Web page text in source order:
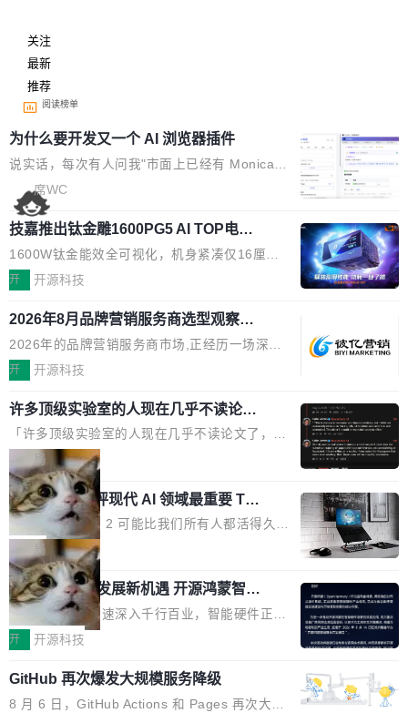
关注
最新
推荐
阅读榜单
为什么要开发又一个 AI 浏览器插件
说实话，每次有人问我"市面上已经有 Monica、
Sider、Copilot for Chrome 这些 AI 浏览器插件
了，你为什么还要再做一个"，我都觉得这个问题
问得好。 因为我自己也是从用户变成开发者的。
现有产品的天花板 我用过不少 AI 浏览器插件。
刚开始觉得都挺好——选中一段文字，弹出解
要。但用久了你会发现，它们本质上都是同一类
东西：一个带网页上下文的聊天框。 它们能读取
页面的文本，然后把文本丢给大模型，再返回一
段回答。仅此而已。 这当然有用，但总觉得差点
意思。比如我在一个后台管理系统里，需要填50
个表单字段，每个字段还有联动逻辑；比如我
想...
席WC
技嘉推出钛金雕1600PG5 AI TOP电
源：为发烧级主机与本地AI算力打造旗
舰供电方案
1600W钛金能效全可视化，机身紧凑仅16厘米
继2026台北电脑展首度亮相后，技嘉科技近日正
电源专为发烧级DIY主机与本地AI算力平台打
造，整机长度仅16厘米，提供1600W额定功率
与80PLUS钛金能效；支持ATX 3.1与PCIe 5.1
规范，结合服务器级元件、完善供电线材与内置
实时LCD监控屏，可充分满足当下高阶PC主机
的严苛使用需求。 澎湃功率，紧凑机身 钛金雕1
600PG5 AI TOP具备强悍输出功率，同时实现
机身尺寸大幅精简。整机长度仅16厘米，属于同
功率段机身尺寸十分紧凑的1600W电源产品。小
巧机身有效提升市面主流标准A...
开 开源科技
2026年8月品牌营销服务商选型观察：
从流量思维到品牌资产思维的范式转移
2026年的品牌营销服务商市场,正经历一场深刻
的价值重构。全球全案品牌代理机构市场从2025
复合增长率达5.44%,预计2032年将突破120亿美
元。数字广告与公共关系相关服务市场更是从20
25年的8463亿美元扩张至2026年的8763亿美
元。数字的背后是一个清晰的事实——品牌对专
业化营销服务的需求从未如此迫切。 但市场扩容
的同时,服务商的竞争逻辑正在改变。2026年Top
Agency年度合辑的观察指出,“产品”这个离消费
者最近的载体,在整个品牌营销层面的权重显著变
高了。全域营销服务商的竞争正在从规模转向深
度,案例厚度、全域覆盖、多线协同...
开 开源科技
许多顶级实验室的人现在几乎不读论文
了
「许多顶级实验室的人现在几乎不读论文了，而
且他们认为 ICLR/ICML/NeurIPS 充斥着大量过
度宣传和欺诈。」 OpenAI 研究员 Keller Jorda
n 这条推文引发了广泛讨论。他不是在说风凉
话，他是说出了一个圈内人尽皆知但很少公开捅
破的事实。 Jordan 随后补充了一句软化声明：
「我不认为这些会议上大部分论文都在过度宣传
或造假。问题是，作为读者，如果你筛选出那些
看起来最令人兴奋的论文，那它们大部分都是过
度宣传的。」 这才是真正的痛点。不是所有论文
都有问题，是最吸引眼球的那批论文最有问题。
他引用的帖子来自 Mathew Shen，一位 ICLR 2
026 的读者：「看了篇 ...
局
xAI 前工程师评现代 AI 领域最重要 Top
3 开源项目
Flash Attention 2 可能比我们所有人都活得久。
这句话不是来自某个技术博客，而是出自 Hieu
Pham 的一条推文。Hieu Pham 是谁？他是 xAI
的早期工程师之一，在 Grok 训练基础设施团队
工作过。近日他在 X 上发了一条帖子，列出了他
认为现代 AI 领域最重要的三个开源项目。 第一
理由很具体。FA 系列不需要解释，但 FA2 是他
认为最重要的一个——复杂度恰到好处，刚好能
局
共商智能硬件发展新机遇 开源鸿蒙智能
硬件开发者日杭州站即将举行
随着万物智联加速深入千行百业，智能硬件正从
单点设备迈向智能化、网联化、协同化发展。作
鸿蒙通过统一技术底座和分布式能力，为不同类
型智能设备的开发、连接与互联提供关键支撑，
开 开源科技
GitHub 再次爆发大规模服务降级
8 月 6 日，GitHub Actions 和 Pages 再次大规